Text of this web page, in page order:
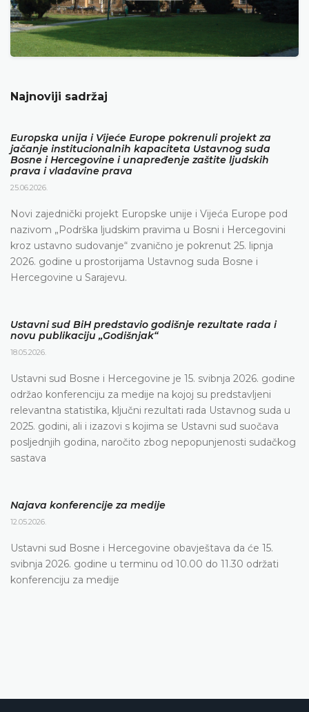
Najnoviji sadržaj
Europska unija i Vijeće Europe pokrenuli projekt za
jačanje institucionalnih kapaciteta Ustavnog suda
Bosne i Hercegovine i unapređenje zaštite ljudskih
prava i vladavine prava
25.06.2026.
Novi zajednički projekt Europske unije i Vijeća Europe pod
nazivom „Podrška ljudskim pravima u Bosni i Hercegovini
kroz ustavno sudovanje“ zvanično je pokrenut 25. lipnja
2026. godine u prostorijama Ustavnog suda Bosne i
Hercegovine u Sarajevu.
Ustavni sud BiH predstavio godišnje rezultate rada i
novu publikaciju „Godišnjak“
18.05.2026.
Ustavni sud Bosne i Hercegovine je 15. svibnja 2026. godine
održao konferenciju za medije na kojoj su predstavljeni
relevantna statistika, ključni rezultati rada Ustavnog suda u
2025. godini, ali i izazovi s kojima se Ustavni sud suočava
posljednjih godina, naročito zbog nepopunjenosti sudačkog
sastava
Najava konferencije za medije
12.05.2026.
Ustavni sud Bosne i Hercegovine obavještava da će 15.
svibnja 2026. godine u terminu od 10.00 do 11.30 održati
konferenciju za medije